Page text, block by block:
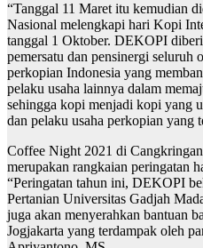
“Tanggal 11 Maret itu kemudian
Nasional melengkapi hari Kopi
tanggal 1 Oktober. DEKOPI
pemersatu dan pensinergi seluruh
perkopian Indonesia yang
pelaku usaha lainnya dalam
sehingga kopi menjadi kopi yang
dan pelaku usaha perkopian yang
Coffee Night 2021 di
merupakan rangkaian peringatan
“Peringatan tahun ini, DEKOPI
Pertanian Universitas Gadjah
juga akan menyerahkan bantuan
Jogjakarta yang terdampak oleh